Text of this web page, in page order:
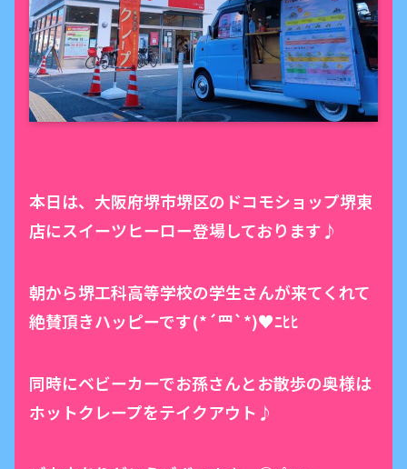
本日は、大阪府堺市堺区のドコモショップ堺東
店にスイーツヒーロー登場しております♪
朝から堺工科高等学校の学生さんが来てくれて
絶賛頂きハッピーです(*´罒`*)♥ﾆﾋﾋ
同時にベビーカーでお孫さんとお散歩の奥様は
ホットクレープをテイクアウト♪